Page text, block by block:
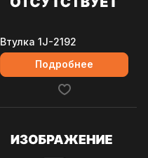
Втулка 1J-2192
Подробнее